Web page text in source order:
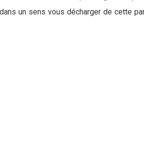
un sens vous décharger de cette